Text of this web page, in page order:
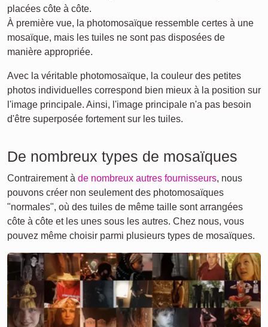
placées côte à côte.
À première vue, la photomosaïque ressemble certes à une
mosaïque, mais les tuiles ne sont pas disposées de
manière appropriée.
Avec la véritable photomosaïque, la couleur des petites
photos individuelles correspond bien mieux à la position sur
l'image principale. Ainsi, l'image principale n'a pas besoin
d'être superposée fortement sur les tuiles.
De nombreux types de mosaïques
Contrairement à de nombreux autres fournisseurs, nous
pouvons créer non seulement des photomosaïques
"normales", où des tuiles de même taille sont arrangées
côte à côte et les unes sous les autres. Chez nous, vous
pouvez même choisir parmi plusieurs types de mosaïques.